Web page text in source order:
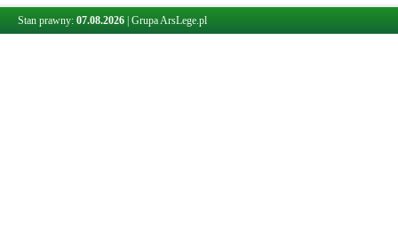
Stan prawny: 07.08.2026 Grupa ArsLege.pl